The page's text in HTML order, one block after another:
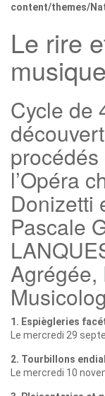
content/themes/
Le rire
Cycle de
l’Opéra
Donizetti
Pascale
Agrégée,
1. Espiègleries
Le mercredi 29
2. Tourbillons
Le mercredi 10